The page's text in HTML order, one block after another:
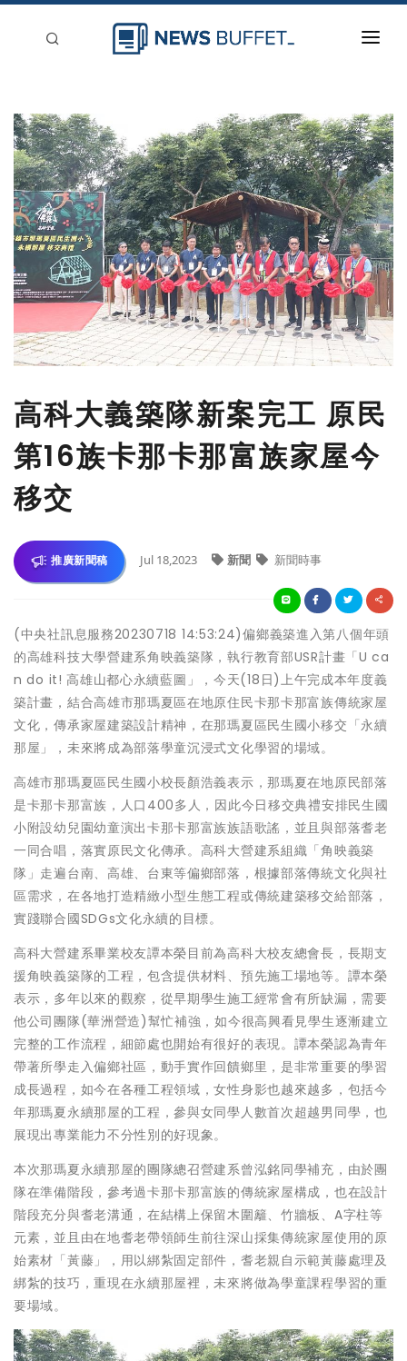
新聞稿分類
登入
刊登
高科大義築隊新案完工 原民
第16族卡那卡那富族家屋今
移交
推廣新聞稿 Jul 18,2023 新聞 新聞時事
(中央社訊息服務20230718 14:53:24)偏鄉義築進入第八個年頭
的高雄科技大學營建系角映義築隊，執行教育部USR計畫「U ca
n do it! 高雄山都心永續藍圖」，今天(18日)上午完成本年度義
築計畫，結合高雄市那瑪夏區在地原住民卡那卡那富族傳統家屋
文化，傳承家屋建築設計精神，在那瑪夏區民生國小移交「永續
那屋」，未來將成為部落學童沉浸式文化學習的場域。
高雄市那瑪夏區民生國小校長顏浩義表示，那瑪夏在地原民部落
是卡那卡那富族，人口400多人，因此今日移交典禮安排民生國
小附設幼兒園幼童演出卡那卡那富族族語歌謠，並且與部落耆老
一同合唱，落實原民文化傳承。高科大營建系組織「角映義築
隊」走遍台南、高雄、台東等偏鄉部落，根據部落傳統文化與社
區需求，在各地打造精緻小型生態工程或傳統建築移交給部落，
實踐聯合國SDGs文化永續的目標。
高科大營建系畢業校友譚本榮目前為高科大校友總會長，長期支
援角映義築隊的工程，包含提供材料、預先施工場地等。譚本榮
表示，多年以來的觀察，從早期學生施工經常會有所缺漏，需要
他公司團隊(華洲營造)幫忙補強，如今很高興看見學生逐漸建立
完整的工作流程，細節處也開始有很好的表現。譚本榮認為青年
帶著所學走入偏鄉社區，動手實作回饋鄉里，是非常重要的學習
成長過程，如今在各種工程領域，女性身影也越來越多，包括今
年那瑪夏永續那屋的工程，參與女同學人數首次超越男同學，也
展現出專業能力不分性別的好現象。
本次那瑪夏永續那屋的團隊總召營建系曾泓銘同學補充，由於團
隊在準備階段，參考過卡那卡那富族的傳統家屋構成，也在設計
階段充分與耆老溝通，在結構上保留木圍籬、竹牆板、A字柱等
元素，並且由在地耆老帶領師生前往深山採集傳統家屋使用的原
始素材「黃藤」，用以綁紮固定部件，耆老親自示範黃藤處理及
綁紮的技巧，重現在永續那屋裡，未來將做為學童課程學習的重
要場域。